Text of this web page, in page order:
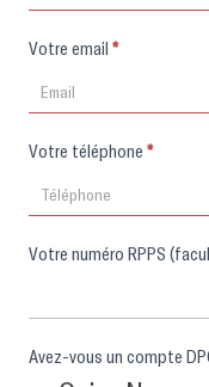
Votre email *
Votre téléphone *
Votre numéro RPPS
Avez-vous